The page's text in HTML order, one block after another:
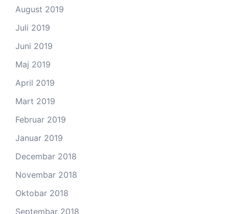
August 2019
Juli 2019
Juni 2019
Maj 2019
April 2019
Mart 2019
Februar 2019
Januar 2019
Decembar 2018
Novembar 2018
Oktobar 2018
Septembar 2018